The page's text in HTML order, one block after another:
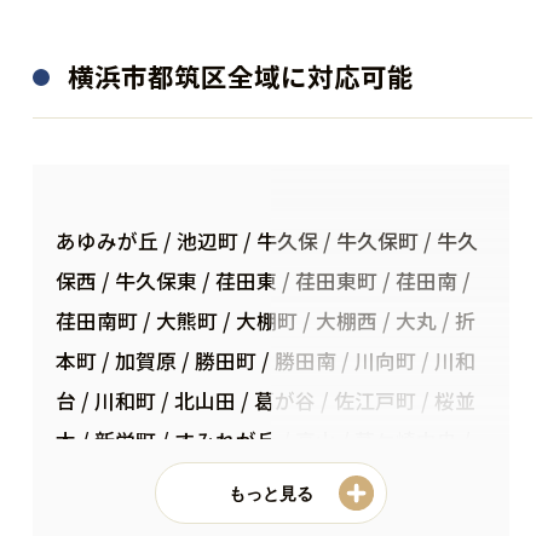
横浜市都筑区全域に対応可能
あゆみが丘 / 池辺町 / 牛久保 / 牛久保町 / 牛久
保西 / 牛久保東 / 荏田東 / 荏田東町 / 荏田南 /
荏田南町 / 大熊町 / 大棚町 / 大棚西 / 大丸 / 折
本町 / 加賀原 / 勝田町 / 勝田南 / 川向町 / 川和
台 / 川和町 / 北山田 / 葛が谷 / 佐江戸町 / 桜並
木 / 新栄町 / すみれが丘 / 高山 / 茅ケ崎中央 /
茅ケ崎町 / 茅ケ崎東 / 茅ケ崎南 / 中川 / 中川中
央 / 仲町台 / 長坂 / 二の丸 / 早渕 / 東方町 / 東
もっと見る